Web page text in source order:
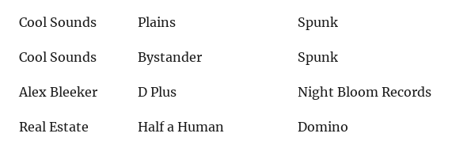
Cool Sounds Plains Spunk
Cool Sounds Bystander Spunk
Alex Bleeker D Plus Night Bloom Records
Real Estate Half a Human Domino